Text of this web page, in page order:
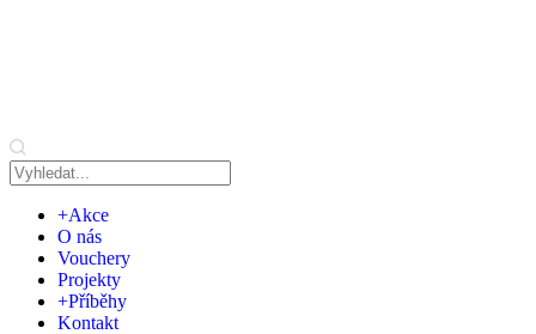
+Akce
O nás
Vouchery
Projekty
+Příběhy
Kontakt